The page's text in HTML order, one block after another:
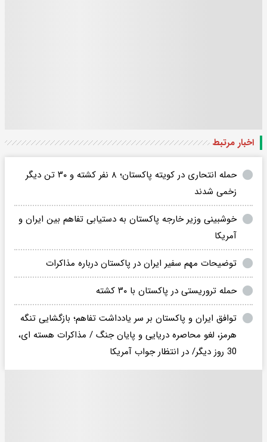
اخبار مرتبط
حمله انتحاری در ‌کویته پاکستان؛ ۸ نفر کشته و ۳۰ تن دیگر
زخمی شدند
خوشبینی وزیر خارجه پاکستان به دستیابی تفاهم بین ایران و
آمریکا
توضیحات مهم سفیر ایران در پاکستان درباره مذاکرات
حمله تروریستی در پاکستان با ۳۰ کشته
توافق ایران و پاکستان بر سر یادداشت تفاهم؛ بازگشایی تنگه
هرمز، لغو محاصره دریایی و پایان جنگ / مذاکرات هسته ای،
30 روز دیگر/ در انتظار جواب آمریکا